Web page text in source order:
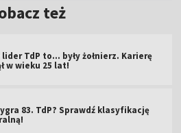
też
lider TdP to... były żołnierz. Karierę
w wieku 25 lat!
83. TdP? Sprawdź klasyfikację